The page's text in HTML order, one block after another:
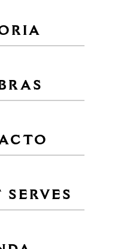
SERVES